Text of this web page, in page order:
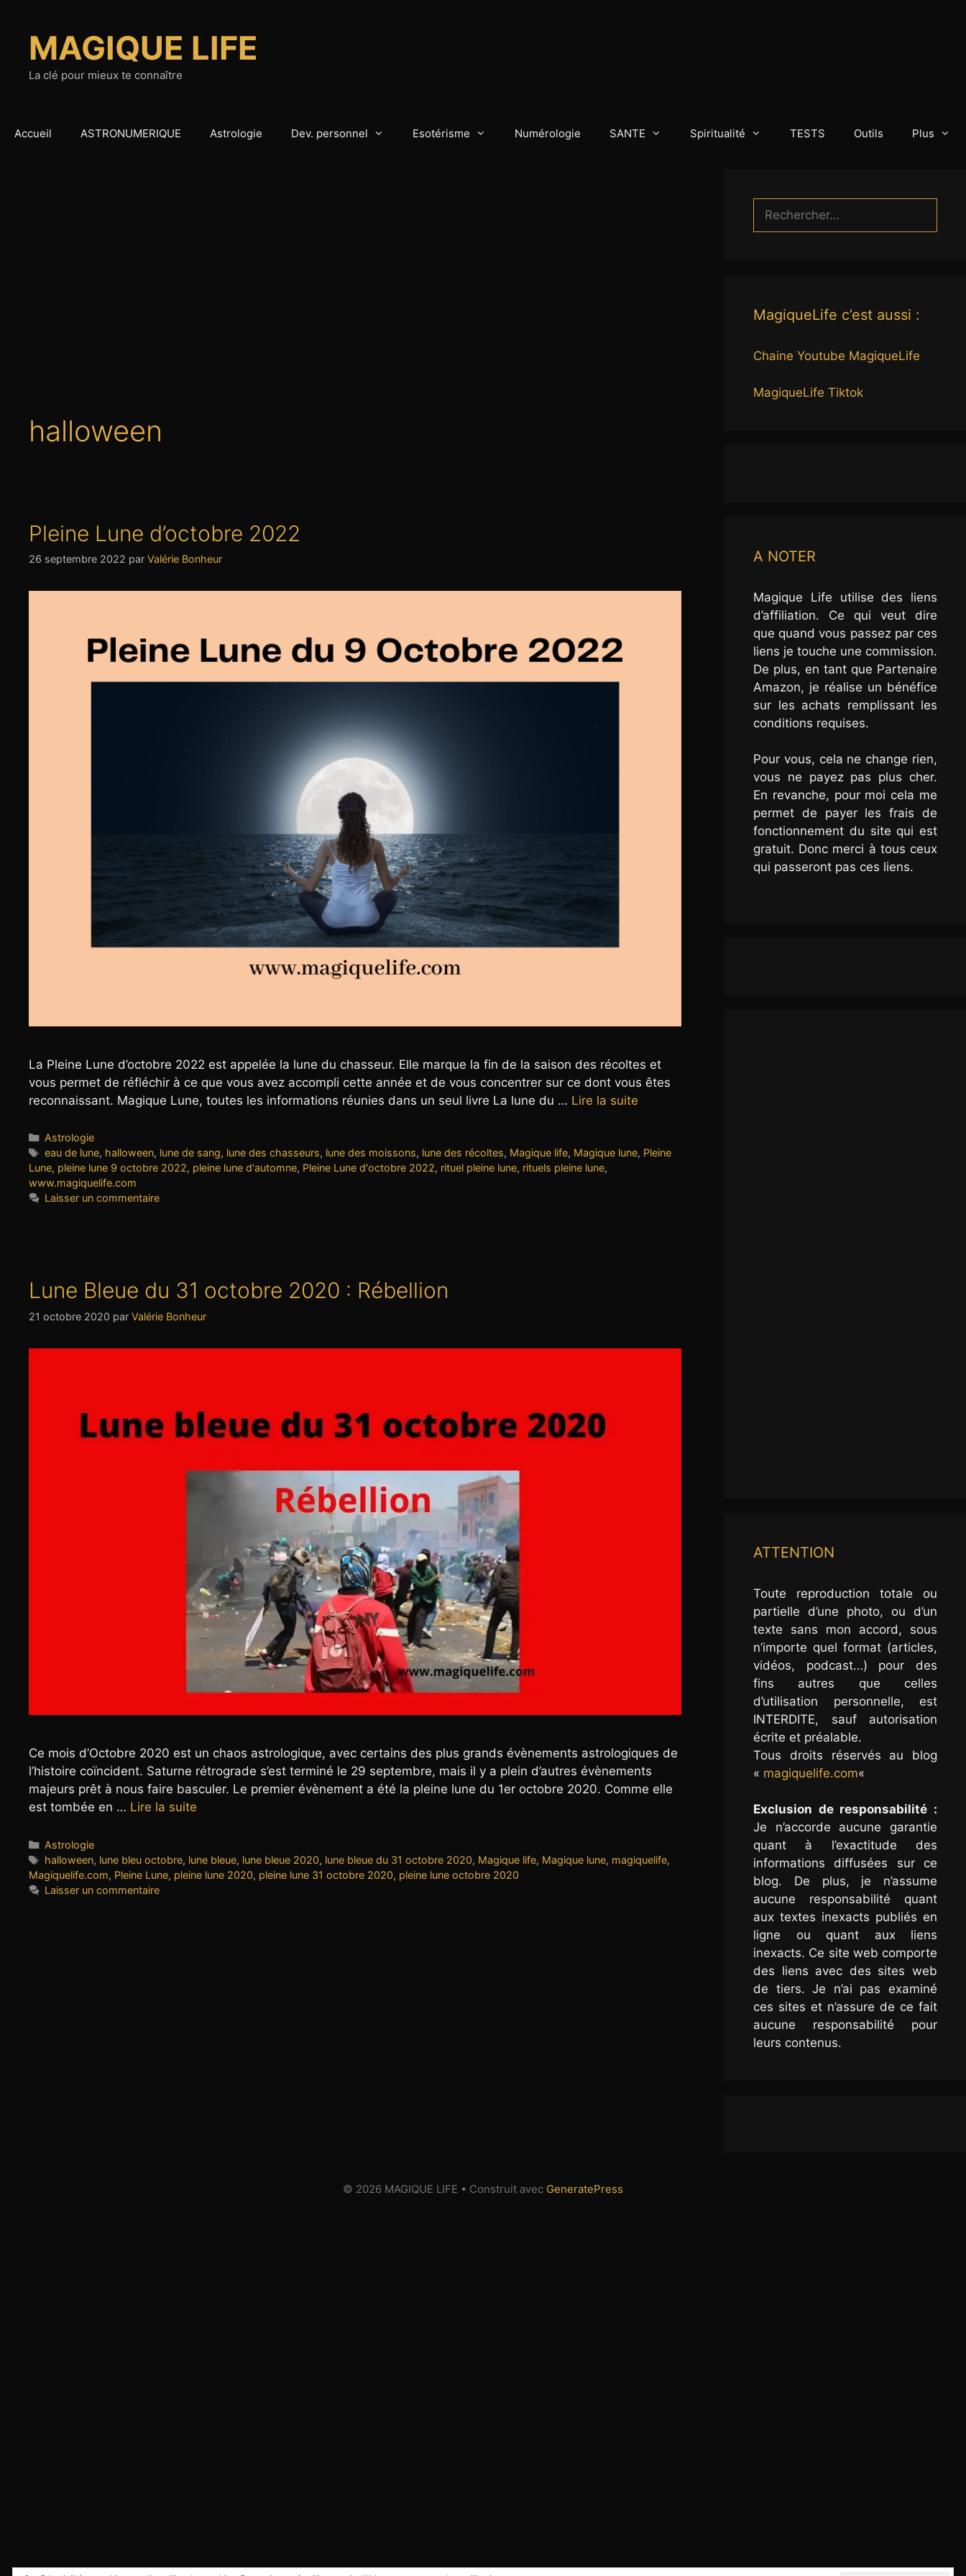
contenuMAGIQUE LIFE
La clé pour mieux te connaître
Accueil ASTRONUMERIQUE Astrologie Dev. personnel Esotérisme Numérologie SANTE Spiritualité TESTS Outils Plus
halloween
Pleine Lune d’octobre 2022
26 septembre 2022 par Valérie Bonheur
La Pleine Lune d’octobre 2022 est appelée la lune du chasseur. Elle marque la fin de la saison des récoltes et
vous permet de réfléchir à ce que vous avez accompli cette année et de vous concentrer sur ce dont vous êtes
reconnaissant. Magique Lune, toutes les informations réunies dans un seul livre La lune du … Lire la suite
Catégories
Astrologie
Étiquettes
eau de lune, halloween, lune de sang, lune des chasseurs, lune des moissons, lune des récoltes, Magique life, Magique lune, Pleine
Lune, pleine lune 9 octobre 2022, pleine lune d'automne, Pleine Lune d'octobre 2022, rituel pleine lune, rituels pleine lune,
www.magiquelife.com
Laisser un commentaire
Lune Bleue du 31 octobre 2020 : Rébellion
21 octobre 2020 par Valérie Bonheur
Ce mois d’Octobre 2020 est un chaos astrologique, avec certains des plus grands évènements astrologiques de
l’histoire coïncident. Saturne rétrograde s’est terminé le 29 septembre, mais il y a plein d’autres évènements
majeurs prêt à nous faire basculer. Le premier évènement a été la pleine lune du 1er octobre 2020. Comme elle
est tombée en … Lire la suite
Catégories
Astrologie
Étiquettes
halloween, lune bleu octobre, lune bleue, lune bleue 2020, lune bleue du 31 octobre 2020, Magique life, Magique lune, magiquelife,
Magiquelife.com, Pleine Lune, pleine lune 2020, pleine lune 31 octobre 2020, pleine lune octobre 2020
Laisser un commentaire
Rechercher :
MagiqueLife c’est aussi :
Chaine Youtube MagiqueLife
MagiqueLife Tiktok
A NOTER
Magique Life utilise des liens
d’affiliation. Ce qui veut dire
que quand vous passez par ces
liens je touche une commission.
De plus, en tant que Partenaire
Amazon, je réalise un bénéfice
sur les achats remplissant les
conditions requises.
Pour vous, cela ne change rien,
vous ne payez pas plus cher.
En revanche, pour moi cela me
permet de payer les frais de
fonctionnement du site qui est
gratuit. Donc merci à tous ceux
qui passeront pas ces liens.
ATTENTION
Toute reproduction totale ou
partielle d’une photo, ou d’un
texte sans mon accord, sous
n’importe quel format (articles,
vidéos, podcast…) pour des
fins autres que celles
d’utilisation personnelle, est
INTERDITE, sauf autorisation
écrite et préalable.
Tous droits réservés au blog
« magiquelife.com«
Exclusion de responsabilité :
Je n’accorde aucune garantie
quant à l’exactitude des
informations diffusées sur ce
blog. De plus, je n’assume
aucune responsabilité quant
aux textes inexacts publiés en
ligne ou quant aux liens
inexacts. Ce site web comporte
des liens avec des sites web
de tiers. Je n’ai pas examiné
ces sites et n’assure de ce fait
aucune responsabilité pour
leurs contenus.
© 2026 MAGIQUE LIFE • Construit avec GeneratePress